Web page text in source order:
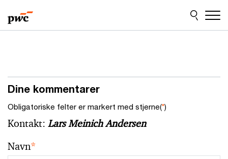
to
content
to
footer
Dine kommentarer
Obligatoriske felter er markert med stjerne(*)
Kontakt: Lars Meinich Andersen
Navn*